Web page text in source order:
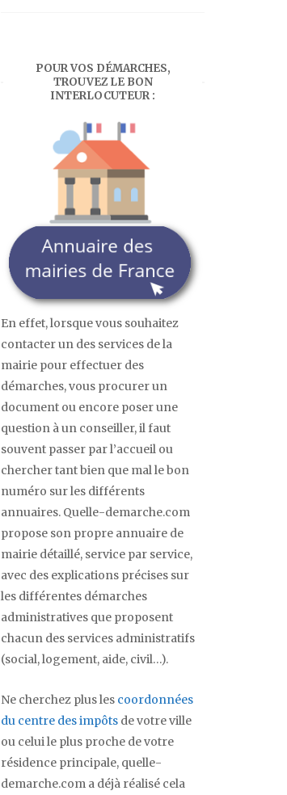
POUR VOS DÉMARCHES,
TROUVEZ LE BON
INTERLOCUTEUR :
En effet, lorsque vous souhaitez
contacter un des services de la
mairie pour effectuer des
démarches, vous procurer un
document ou encore poser une
question à un conseiller, il faut
souvent passer par l’accueil ou
chercher tant bien que mal le bon
numéro sur les différents
annuaires. Quelle-demarche.com
propose son propre annuaire de
mairie détaillé, service par service,
avec des explications précises sur
les différentes démarches
administratives que proposent
chacun des services administratifs
(social, logement, aide, civil…).
Ne cherchez plus les coordonnées
du centre des impôts de votre ville
ou celui le plus proche de votre
résidence principale, quelle-
demarche.com a déjà réalisé cela